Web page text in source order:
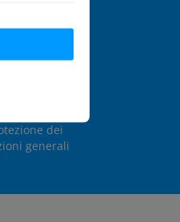
serviziodi
dei
generali